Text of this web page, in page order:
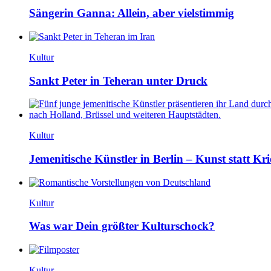
Sängerin Ganna: Allein, aber vielstimmig
Kultur
Sankt Peter in Teheran unter Druck
Kultur
Jemenitische Künstler in Berlin – Kunst statt
Kultur
Was war Dein größter Kulturschock?